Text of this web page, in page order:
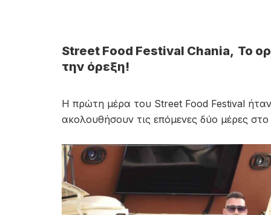
Street Food Festival Chania, Το
την όρεξη!
Η πρώτη μέρα του Street Food Festival
ακολουθήσουν τις επόμενες δύο μέρες στο